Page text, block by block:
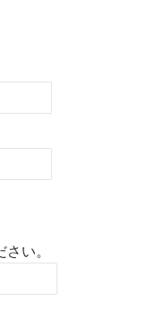
い。